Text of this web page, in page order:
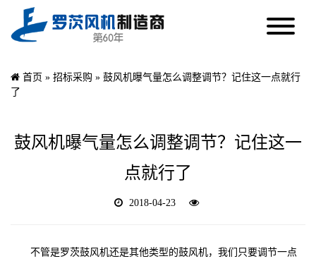
首页 » 招标采购 » 鼓风机曝气量怎么调整调节？记住这一点就行
了
鼓风机曝气量怎么调整调节？记住这一
点就行了
2018-04-23
不管是罗茨鼓风机还是其他类型的鼓风机，我们只要调节一点